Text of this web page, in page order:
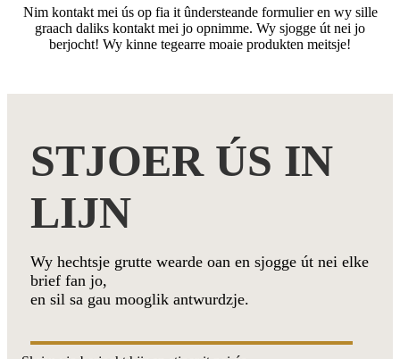
Nim kontakt mei ús op fia it ûndersteande formulier en wy sille
graach daliks kontakt mei jo opnimme. Wy sjogge út nei jo
berjocht! Wy kinne tegearre moaie produkten meitsje!
STJOER ÚS IN
LIJN
Wy hechtsje grutte wearde oan en sjogge út nei elke
brief fan jo,
en sil sa gau mooglik antwurdzje.